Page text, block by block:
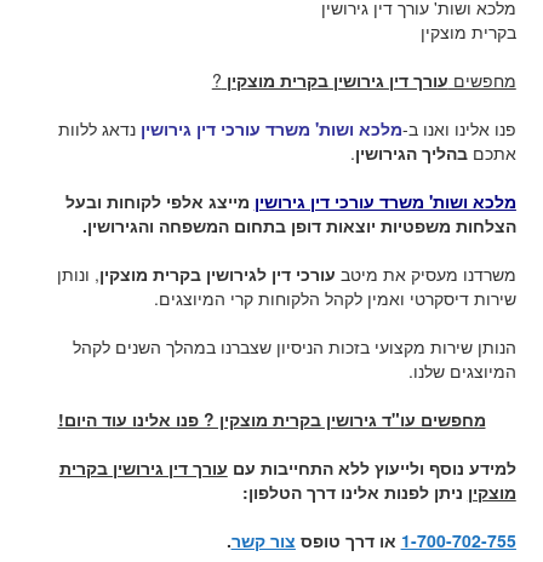
מלכא ושות' עורך דין גירושין
בקרית מוצקין
מחפשים עורך דין גירושין בקרית מוצקין ?
פנו אלינו ואנו ב-מלכא ושות' משרד עורכי דין גירושין נדאג ללוות
אתכםבהליך הגירושין.
מלכא ושות' משרד עורכי דין גירושין מייצג אלפי לקוחות ובעל
הצלחות משפטיות יוצאות דופן בתחום המשפחה והגירושין.
משרדנו מעסיק את מיטב עורכי דין לגירושין בקרית מוצקין, ונותן
שירות דיסקרטי ואמין לקהל הלקוחות קרי המיוצגים.
הנותן שירות מקצועי בזכות הניסיון שצברנו במהלך השנים לקהל
המיוצגים שלנו.
מחפשים עו"ד גירושין בקרית מוצקין ? פנו אלינו עוד היום!
למידע נוסף ולייעוץ ללא התחייבות עם עורך דין גירושין בקרית
מוצקין ניתן לפנות אלינו דרך הטלפון:
1-700-702-755 או דרך טופס צור קשר.